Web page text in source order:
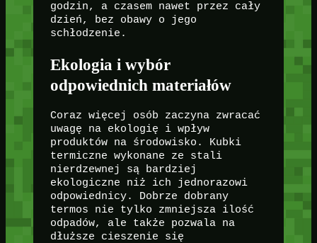
godzin, a czasem nawet przez cały
dzień, bez obawy o jego
schłodzenie.
Ekologia i wybór
odpowiednich materiałów
Coraz więcej osób zaczyna zwracać
uwagę na ekologię i wpływ
produktów na środowisko. Kubki
termiczne wykonane ze stali
nierdzewnej są bardziej
ekologiczne niż ich jednorazowi
odpowiednicy. Dobrze dobrany
termos nie tylko zmniejsza ilość
odpadów, ale także pozwala na
dłuższe cieszenie się